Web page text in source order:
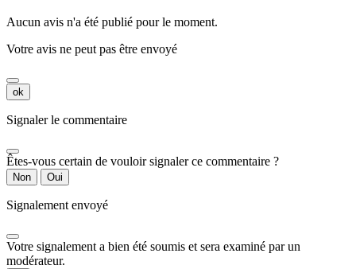
Aucun avis n'a été publié pour le moment.
Votre avis ne peut pas être envoyé
ok
Signaler le commentaire
Êtes-vous certain de vouloir signaler ce commentaire ?
Non Oui
Signalement envoyé
Votre signalement a bien été soumis et sera examiné par un
modérateur.